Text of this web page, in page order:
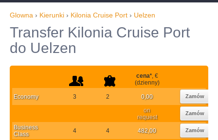
Glowna › Kierunki › Kilonia Cruise Port › Uelzen
Transfer Kilonia Cruise Port
do Uelzen
cena*, €
(dzienny)
Economy 3 2 0,00 Zamów
on
request
Zamów
Business
Class
4 4 482,00 Zamów